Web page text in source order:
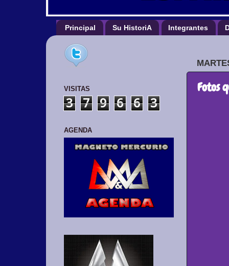
Principal Su HistoriA Integrantes
Fotos
VISITAS
3 7 9 6 6 3
AGENDA